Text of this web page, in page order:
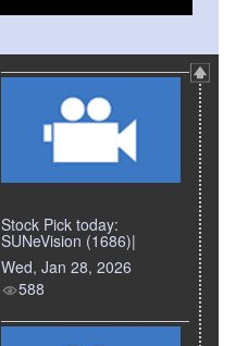
Stock Pick today:
SUNeVision (1686)|
Wed, Jan 28, 2026
588